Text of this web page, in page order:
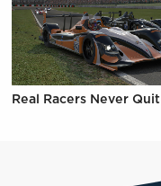
Real Racers Never Quit